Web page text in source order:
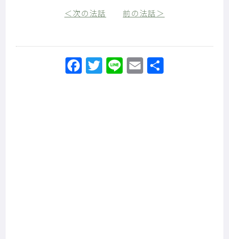
＜次の法話 前の法話＞
Facebook
Twitter
LineEmail